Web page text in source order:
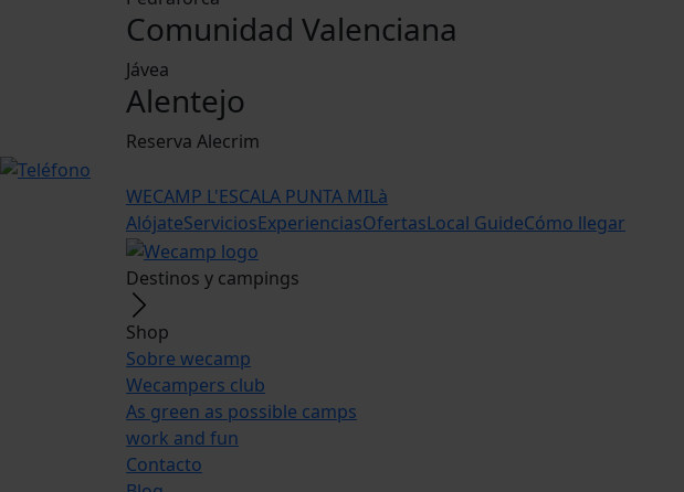
Comunidad Valenciana
Jávea
Alentejo
Reserva Alecrim
WECAMP L'ESCALA PUNTA MILà
AlójateServiciosExperienciasOfertasLocal GuideCómo llegar
Destinos y campings
Shop
Sobre wecamp
Wecampers club
As green as possible camps
work and fun
Contacto